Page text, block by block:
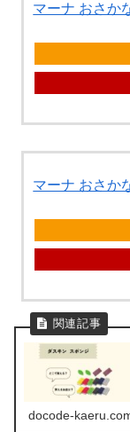
マーナ おさか
マーナ おさか
docode-